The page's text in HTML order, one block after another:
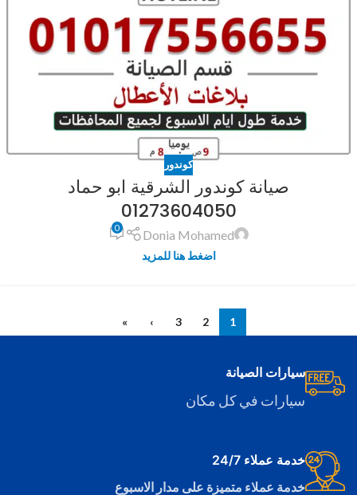
كوندور
صيانة كوندور الشرقية ابو حماد
01273604050
Donia Mohamed
0
اضغط هنا للمزيد
1
2
3
›
»
سيارات الصيانة
سيارات في كل مكان
خدمة عملاء 24/7
خدمة عملاء متميزة على مدار الاسبوع